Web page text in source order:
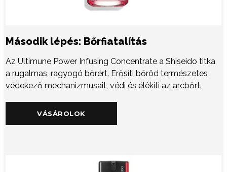
Második lépés: Bőrfiatalítás
Az Ultimune Power Infusing Concentrate a Shiseido titka
a rugalmas, ragyogó bőrért. Erősíti bőröd természetes
védekező mechanizmusait, védi és élékíti az arcbőrt.
VÁSÁROLOK